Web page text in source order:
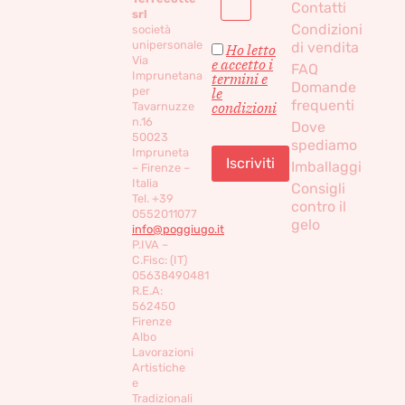
srl
società
unipersonale
Via
Imprunetana
per
Tavarnuzze
n.16
50023
Impruneta
– Firenze –
Italia
Tel. +39
0552011077
info@poggiugo.it
P.IVA –
C.Fisc: (IT)
05638490481
R.E.A:
562450
Firenze
Albo
Lavorazioni
Artistiche
e
Tradizionali
Ho letto
e accetto i
termini e
le
condizioni
Contatti
Condizioni
di vendita
FAQ
Domande
frequenti
Dove
spediamo
Imballaggi
Consigli
contro il
gelo